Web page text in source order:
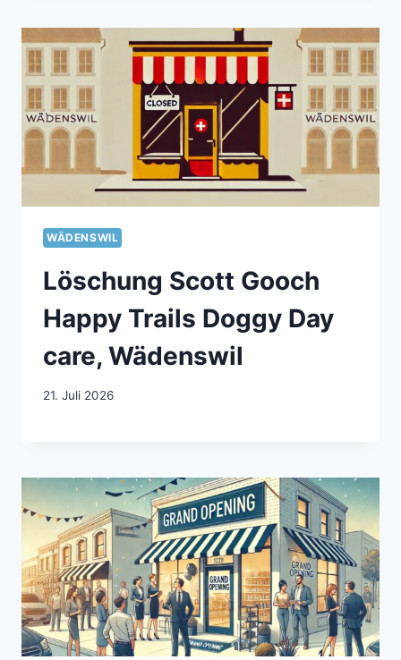
WÄDENSWIL
Löschung Scott Gooch
Happy Trails Doggy Day
care, Wädenswil
21. Juli 2026